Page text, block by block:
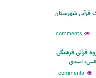
قرآنی شهرستان
قرآنی فرهنگی
اسدی